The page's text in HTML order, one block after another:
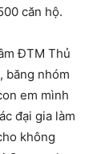
căn hộ.
ĐTM Thủ
băng nhóm
em mình
đại gia làm
không